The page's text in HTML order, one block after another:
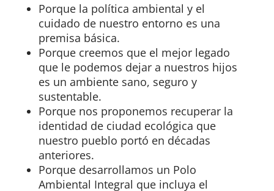
Porque la política ambiental y el
cuidado de nuestro entorno es una
premisa básica.
Porque creemos que el mejor legado
que le podemos dejar a nuestros hijos
es un ambiente sano, seguro y
sustentable.
Porque nos proponemos recuperar la
identidad de ciudad ecológica que
nuestro pueblo portó en décadas
anteriores.
Porque desarrollamos un Polo
Ambiental Integral que incluya el